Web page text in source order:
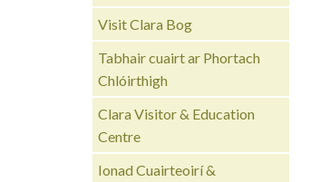
Visit Clara Bog
Tabhair cuairt ar Phortach
Chlóirthigh
Clara Visitor & Education
Centre
Ionad Cuairteoirí &